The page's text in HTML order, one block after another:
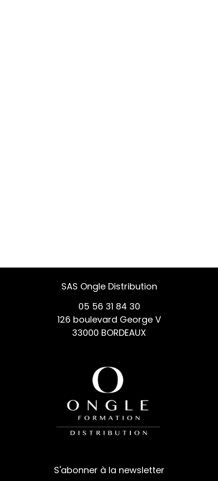
SAS Ongle Distribution
05 56 31 84 30
126 boulevard George V
33000 BORDEAUX
S'abonner à la newsletter